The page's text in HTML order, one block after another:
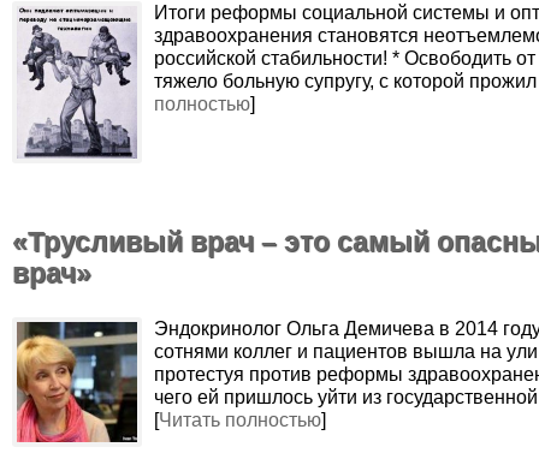
Итоги реформы социальной системы и
здравоохранения становятся
российской стабильности! * Освободить
тяжело больную супругу, с которой
полностью]
«Трусливый врач – это самый
врач»
Эндокринолог Ольга Демичева в 2014
сотнями коллег и пациентов вышла на
протестуя против реформы
чего ей пришлось уйти из
[Читать полностью]